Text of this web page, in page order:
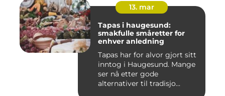
13. mar
Tapas i haugesund:
smakfulle småretter for
enhver anledning
Tapas har for alvor gjort sitt
inntog i Haugesund. Mange
ser nå etter gode
alternativer til tradisjo...